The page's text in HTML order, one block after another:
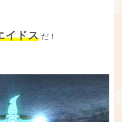
イドス だ！